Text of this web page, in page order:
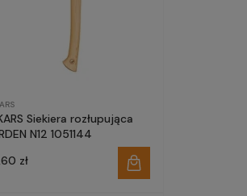
Siekiera rozłupująca
N12 1051144
zł